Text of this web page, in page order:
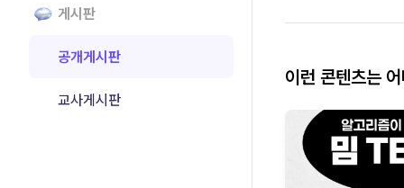
게시판
공개게시판
교사게시판
이런 콘텐츠는